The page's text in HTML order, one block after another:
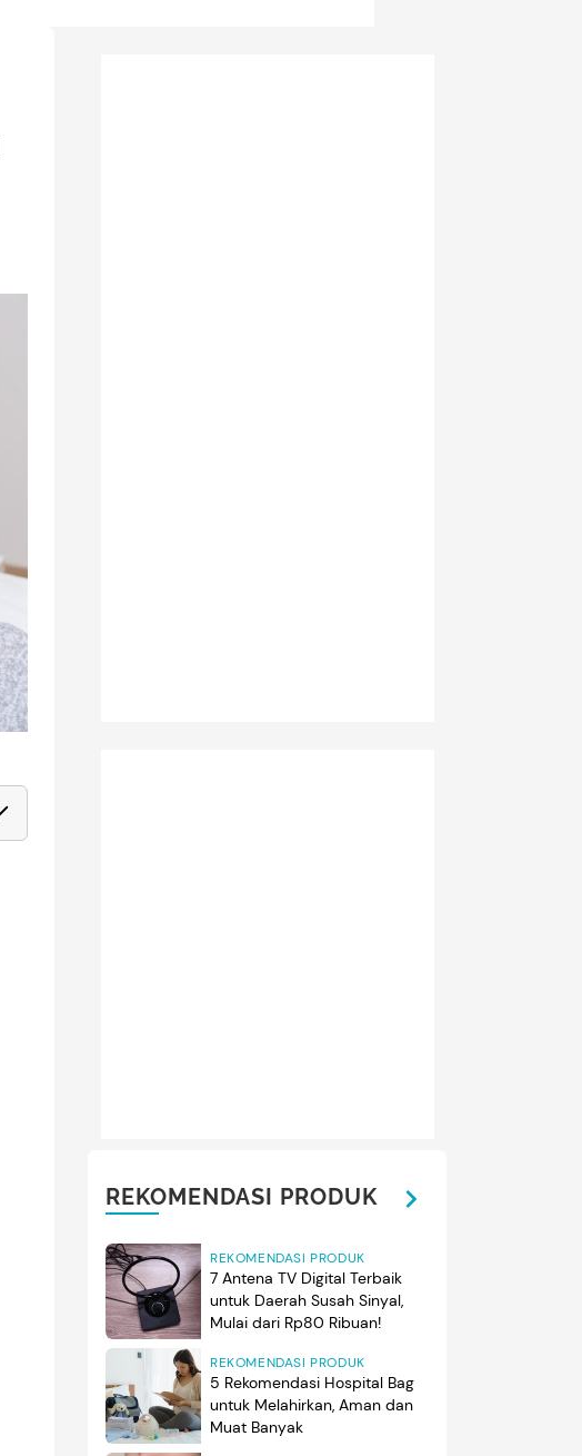
REKOMENDASI PRODUK
REKOMENDASI PRODUK
7 Antena TV Digital Terbaik
untuk Daerah Susah Sinyal,
Mulai dari Rp80 Ribuan!
REKOMENDASI PRODUK
5 Rekomendasi Hospital Bag
untuk Melahirkan, Aman dan
Muat Banyak